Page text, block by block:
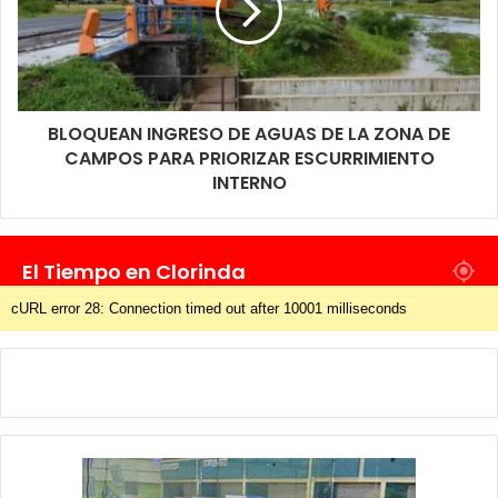
BLOQUEAN INGRESO DE AGUAS DE LA ZONA DE
CAMPOS PARA PRIORIZAR ESCURRIMIENTO
INTERNO
El Tiempo en Clorinda
cURL error 28: Connection timed out after 10001 milliseconds